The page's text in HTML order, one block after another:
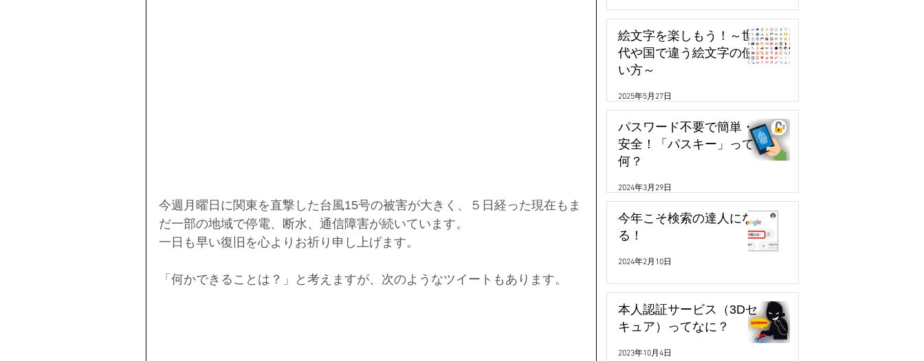
今週月曜日に関東を直撃した台風15号の被害が大きく、５日経った現在もま
だ一部の地域で停電、断水、通信障害が続いています。
一日も早い復旧を心よりお祈り申し上げます。
「何かできることは？」と考えますが、次のようなツイートもあります。
絵文字を楽しもう！～世
代や国で違う絵文字の使
い方～
2025年5月27日
パスワード不要で簡単・
安全！「パスキー」って
何？
2024年3月29日
今年こそ検索の達人にな
る！
2024年2月10日
本人認証サービス（3Dセ
キュア）ってなに？
2023年10月4日